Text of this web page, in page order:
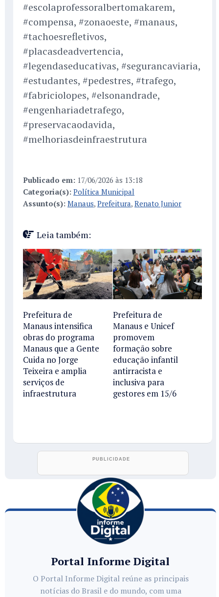
#escolaprofessoralbertomakarem,
#compensa, #zonaoeste, #manaus,
#tachoesrefletivos,
#placasdeadvertencia,
#legendaseducativas, #segurancaviaria,
#estudantes, #pedestres, #trafego,
#fabriciolopes, #elsonandrade,
#engenhariadetrafego,
#preservacaodavida,
#melhoriasdeinfraestrutura
Publicado em: 17/06/2026 às 13:18
Categoria(s): Política Municipal
Assunto(s): Manaus, Prefeitura, Renato Junior
Leia também:
Prefeitura de
Manaus intensifica
obras do programa
Manaus que a Gente
Cuida no Jorge
Teixeira e amplia
serviços de
infraestrutura
Prefeitura de
Manaus e Unicef
promovem
formação sobre
educação infantil
antirracista e
inclusiva para
gestores em 15/6
Portal Informe Digital
O Portal Informe Digital reúne as principais
notícias do Brasil e do mundo, com uma